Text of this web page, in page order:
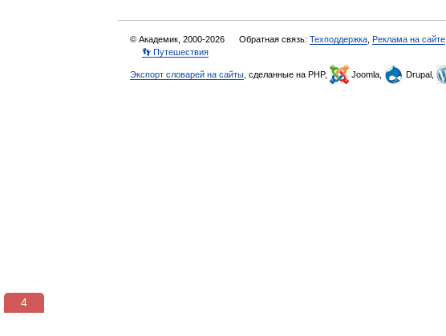
© Академик, 2000-2026 Обратная связь: Техподдержка Реклама на сайте
👣 Путешествия
Экспорт словарей на сайты , сделанные на PHP, Joomla, Drupal,
3